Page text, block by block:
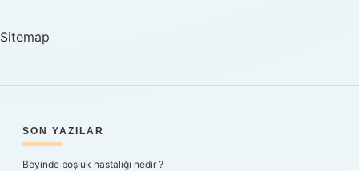
Sitemap
SIDEBAR
SON YAZILAR
Beyinde boşluk hastalığı nedir ?